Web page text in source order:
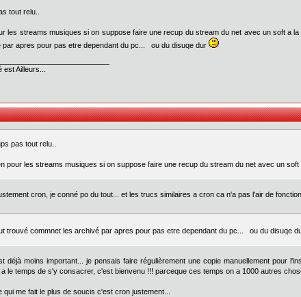
tout relu..
les streams musiques si on suppose faire une recup du stream du net avec un soft a
par apres pour pas etre dependant du pc... ou du disuqe dur
est Ailleurs...
pas tout relu..
pour les streams musiques si on suppose faire une recup du stream du net avec un
cron, je conné po du tout... et les trucs similaires a cron ca n'a pas l'air de
trouvé commnet les archivé par apres pour pas etre dependant du pc... ou du disuqe
déjà moins important... je pensais faire régulièrement une copie manuellement pour
le temps de s'y consacrer, c'est bienvenu !!! parceque ces temps on a 1000 autres
qui me fait le plus de soucis c'est cron justement...